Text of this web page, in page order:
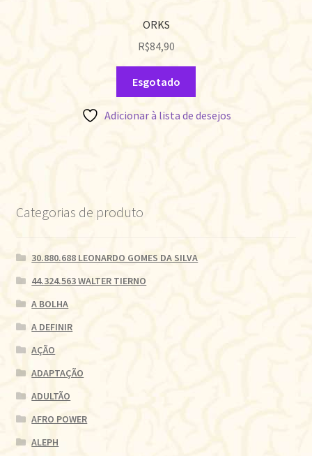
ORKS
R$84,90
Esgotado
Adicionar à lista de desejos
Categorias de produto
30.880.688 LEONARDO GOMES DA SILVA
44.324.563 WALTER TIERNO
A BOLHA
A DEFINIR
AÇÃO
ADAPTAÇÃO
ADULTÃO
AFRO POWER
ALEPH